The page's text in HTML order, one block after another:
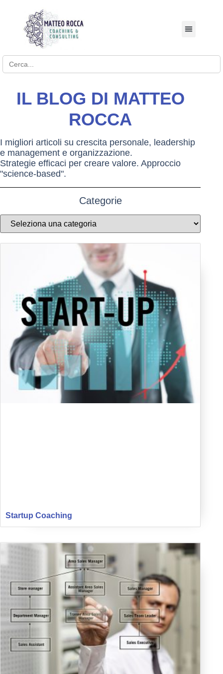
Search for:
IL BLOG DI MATTEO
ROCCA
I migliori articoli su crescita personale, leadership
e management e organizzazione.
Strategie efficaci per creare valore. Approccio
"science-based".
Categorie
Startup Coaching